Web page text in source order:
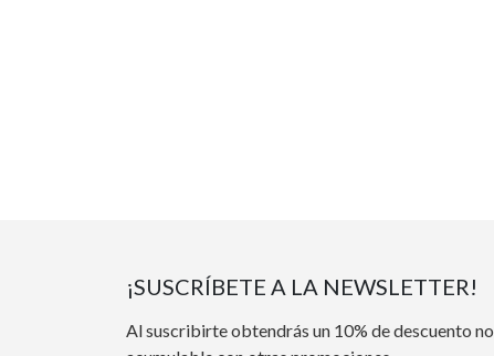
¡SUSCRÍBETE A LA NEWSLETTER!
Al suscribirte obtendrás un 10% de descuento no